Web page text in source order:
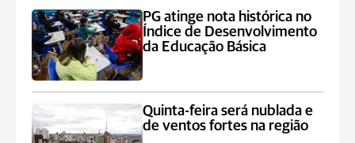
PG atinge nota histórica no
Índice de Desenvolvimento
da Educação Básica
Quinta-feira será nublada e
de ventos fortes na região